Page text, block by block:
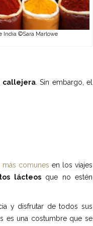
India ©Sara Marlowe
callejera. Sin embargo, el
más comunes en los viajes
lácteosque no estén
y disfrutar de todos sus
es una costumbre que se